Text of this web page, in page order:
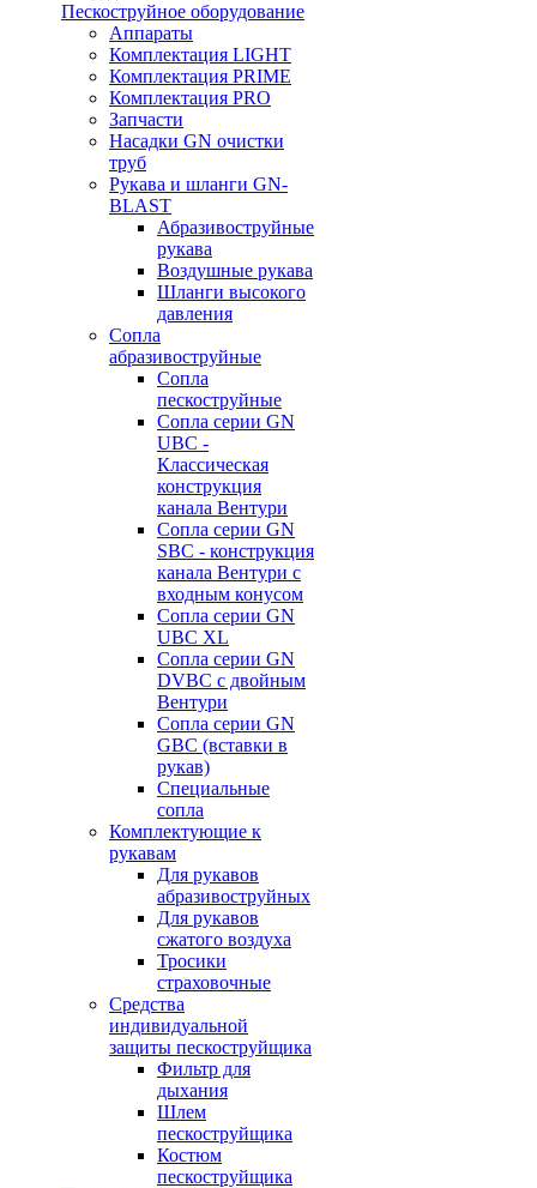
Пескоструйное оборудование
Аппараты
Комплектация LIGHT
Комплектация PRIME
Комплектация PRO
Запчасти
Насадки GN очистки
труб
Рукава и шланги GN-
BLAST
Абразивоструйные
рукава
Воздушные рукава
Шланги высокого
давления
Сопла
абразивоструйные
Сопла
пескоструйные
Сопла серии GN
UBC -
Классическая
конструкция
канала Вентури
Сопла серии GN
SBC - конструкция
канала Вентури c
входным конусом
Сопла серии GN
UBC XL
Сопла серии GN
DVBC с двойным
Вентури
Сопла серии GN
GBC (вставки в
рукав)
Специальные
сопла
Комплектующие к
рукавам
Для рукавов
абразивоструйных
Для рукавов
сжатого воздуха
Тросики
страховочные
Средства
индивидуальной
защиты пескоструйщика
Фильтр для
дыхания
Шлем
пескоструйщика
Костюм
пескоструйщика